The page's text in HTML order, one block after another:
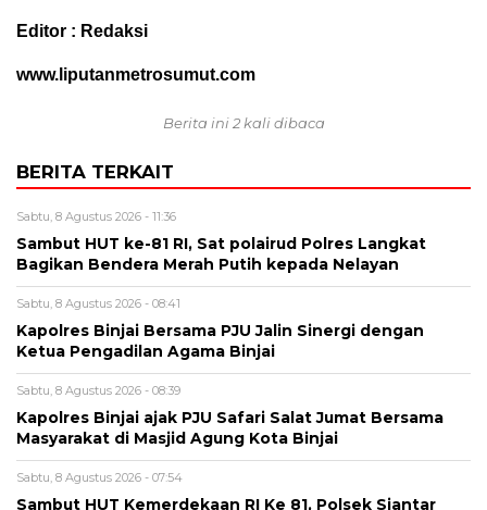
Editor : Redaksi
www.liputanmetrosumut.com
Berita ini 2 kali dibaca
BERITA TERKAIT
Sabtu, 8 Agustus 2026 - 11:36
Sambut HUT ke-81 RI, Sat polairud Polres Langkat
Bagikan Bendera Merah Putih kepada Nelayan
Sabtu, 8 Agustus 2026 - 08:41
Kapolres Binjai Bersama PJU Jalin Sinergi dengan
Ketua Pengadilan Agama Binjai
Sabtu, 8 Agustus 2026 - 08:39
Kapolres Binjai ajak PJU Safari Salat Jumat Bersama
Masyarakat di Masjid Agung Kota Binjai
Sabtu, 8 Agustus 2026 - 07:54
Sambut HUT Kemerdekaan RI Ke 81, Polsek Siantar